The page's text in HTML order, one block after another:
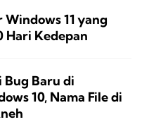
11 yang
Hari Kedepan
Baru di
10, Nama File di